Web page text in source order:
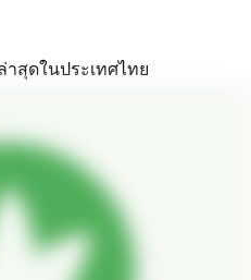
าสุดในประเทศไทย